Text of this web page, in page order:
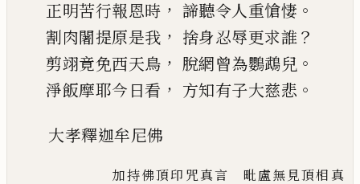
正明苦行報恩時 ， 諦聽令人重愴悽 。
割肉闍提原是我 ， 捨身忍辱更求誰？
剪翊竟免西天鳥 ， 脫網曾為鸚鵡兒 。
淨飯摩耶今日看 ， 方知有子大慈悲 。
大孝釋迦牟尼佛
加持佛頂印咒真言 毗盧無見頂相真